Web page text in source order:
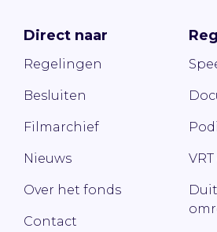
Direct naar
Regelingen
Besluiten
Filmarchief
Nieuws
Over het fonds
Contact